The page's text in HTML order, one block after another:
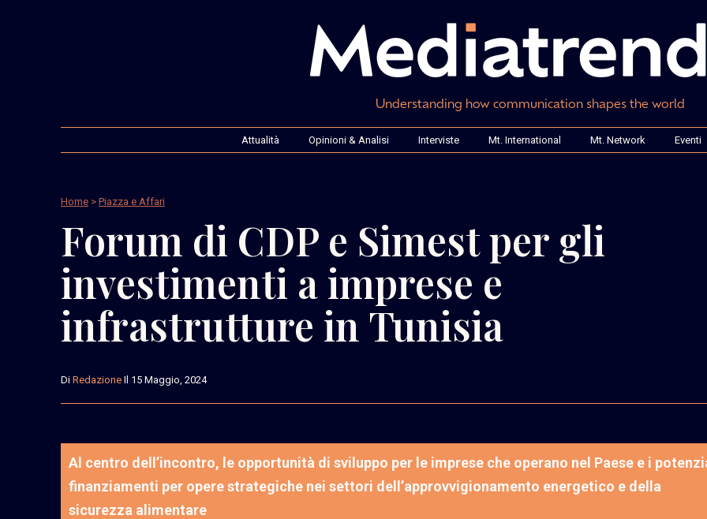
Understanding how communication shapes the world
Attualità Opinioni & Analisi Interviste Mt. International Mt. Network Eventi
Home > Piazza e Affari
Forum di CDP e Simest per gli
investimenti a imprese e
infrastrutture in Tunisia
Di Redazione Il 15 Maggio, 2024
Al centro dell’incontro, le opportunità di sviluppo per le imprese che operano nel Paese e i
finanziamenti per opere strategiche nei settori dell’approvvigionamento energetico e della
sicurezza alimentare